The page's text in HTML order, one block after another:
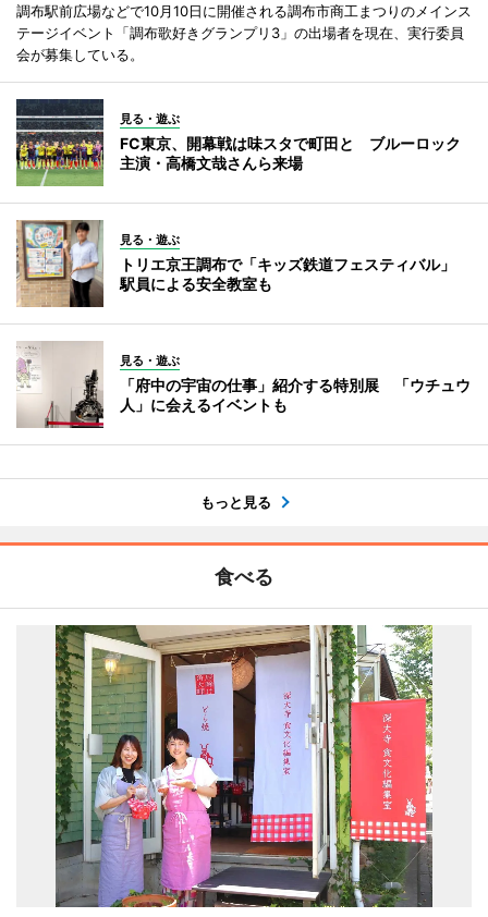
調布駅前広場などで10月10日に開催される調布市商工まつりのメインス
テージイベント「調布歌好きグランプリ3」の出場者を現在、実行委員
会が募集している。
見る・遊ぶ
FC東京、開幕戦は味スタで町田と ブルーロック
主演・高橋文哉さんら来場
見る・遊ぶ
トリエ京王調布で「キッズ鉄道フェスティバル」
駅員による安全教室も
見る・遊ぶ
「府中の宇宙の仕事」紹介する特別展 「ウチュウ
人」に会えるイベントも
もっと見る
食べる